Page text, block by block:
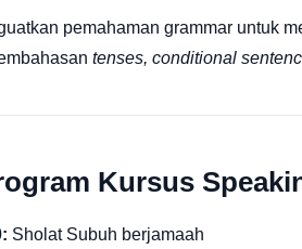
pemahaman grammar untuk
tenses, conditional
Kursus
Sholat Subuh berjamaah